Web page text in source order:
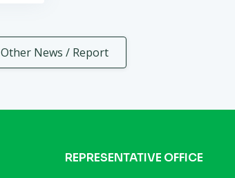
Other News / Report
REPRESENTATIVE OFFICE